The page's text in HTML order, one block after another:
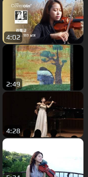
4:02
2:49
4:28